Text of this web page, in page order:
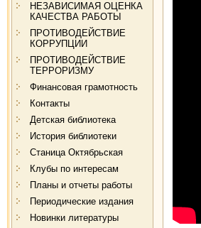
НЕЗАВИСИМАЯ ОЦЕНКА
КАЧЕСТВА РАБОТЫ
ПРОТИВОДЕЙСТВИЕ
КОРРУПЦИИ
ПРОТИВОДЕЙСТВИЕ
ТЕРРОРИЗМУ
Финансовая грамотность
Контакты
Детская библиотека
История библиотеки
Станица Октябрьская
Клубы по интересам
Планы и отчеты работы
Периодические издания
Новинки литературы